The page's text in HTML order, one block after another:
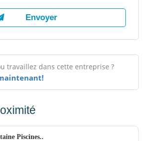
travaillez dans cette entreprise ?
Piscines..